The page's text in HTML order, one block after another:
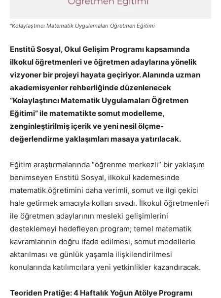
"Kolaylaştırıcı Matematik Uygulamaları Öğretmen Eğitimi
Enstitü Sosyal, Okul Gelişim Programı kapsamında
ilkokul öğretmenleri ve öğretmen adaylarına yönelik
vizyoner bir projeyi hayata geçiriyor. Alanında uzman
akademisyenler rehberliğinde düzenlenecek
“Kolaylaştırıcı Matematik Uygulamaları Öğretmen
Eğitimi” ile matematikte somut modelleme,
zenginleştirilmiş içerik ve yeni nesil ölçme-
değerlendirme yaklaşımları masaya yatırılacak.
Eğitim araştırmalarında “öğrenme merkezli” bir yaklaşım
benimseyen Enstitü Sosyal, ilkokul kademesinde
matematik öğretimini daha verimli, somut ve ilgi çekici
hale getirmek amacıyla kolları sıvadı. İlkokul öğretmenleri
ile öğretmen adaylarının mesleki gelişimlerini
desteklemeyi hedefleyen program; temel matematik
kavramlarının doğru ifade edilmesi, somut modellerle
aktarılması ve günlük yaşamla ilişkilendirilmesi
konularında katılımcılara yeni yetkinlikler kazandıracak.
Teoriden Pratiğe: 4 Haftalık Yoğun Atölye Programı